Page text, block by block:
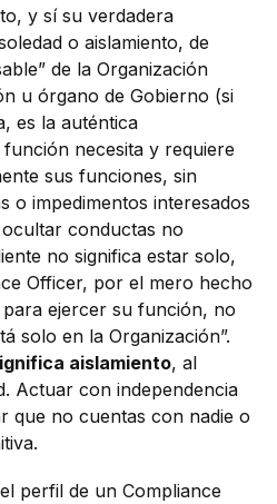
y sí su verdadera
o aislamiento, de
de la Organización
u órgano de Gobierno (si
es la auténtica
necesita y requiere
sus funciones, sin
o impedimentos interesados
conductas no
no significa estar solo,
Officer, por el mero hecho
ejercer su función, no
solo en la Organización”.
aislamiento, al
Actuar con independencia
que no cuentas con nadie o
perfil de un Compliance